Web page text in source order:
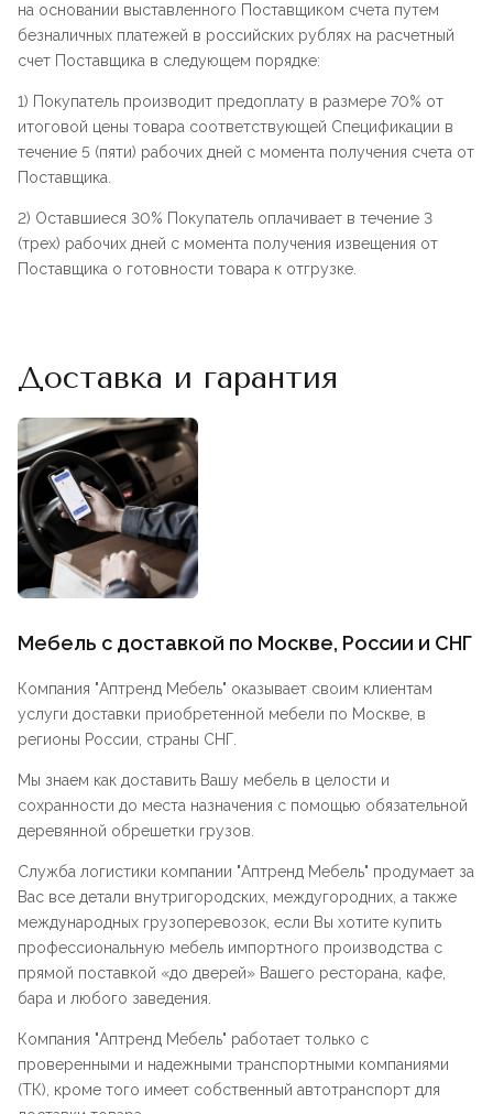
на основании выставленного Поставщиком счета путем
безналичных платежей в российских рублях на расчетный
счет Поставщика в следующем порядке:
1) Покупатель производит предоплату в размере 70% от
итоговой цены товара соответствующей Спецификации в
течение 5 (пяти) рабочих дней с момента получения счета от
Поставщика.
2) Оставшиеся 30% Покупатель оплачивает в течение 3
(трех) рабочих дней с момента получения извещения от
Поставщика о готовности товара к отгрузке.
Доставка и гарантия
Мебель с доставкой по Москве, России и СНГ
Компания "Аптренд Мебель" оказывает своим клиентам
услуги доставки приобретенной мебели по Москве, в
регионы России, страны СНГ.
Мы знаем как доставить Вашу мебель в целости и
сохранности до места назначения с помощью обязательной
деревянной обрешетки грузов.
Служба логистики компании "Аптренд Мебель" продумает за
Вас все детали внутригородских, междугородних, а также
международных грузоперевозок, если Вы хотите купить
профессиональную мебель импортного производства с
прямой поставкой «до дверей» Вашего ресторана, кафе,
бара и любого заведения.
Компания "Аптренд Мебель" работает только с
проверенными и надежными транспортными компаниями
(ТК), кроме того имеет собственный автотранспорт для